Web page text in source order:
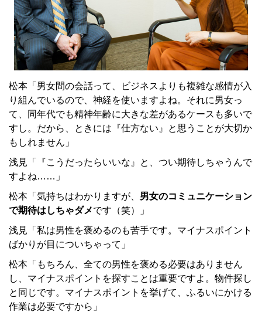
松本「男女間の会話って、ビジネスよりも複雑な感情が入
り組んでいるので、神経を使いますよね。それに男女っ
て、同年代でも精神年齢に大きな差があるケースも多いで
すし。だから、ときには『仕方ない』と思うことが大切か
もしれません」
浅見「『こうだったらいいな』と、つい期待しちゃうんで
すよね……」
松本「気持ちはわかりますが、 男女のコミュニケーション
で期待はしちゃダメです（笑）」
浅見「私は男性を褒めるのも苦手です。マイナスポイント
ばかりが目についちゃって」
松本「もちろん、全ての男性を褒める必要はありません
し、マイナスポイントを探すことは重要ですよ。物件探し
と同じです。マイナスポイントを挙げて、ふるいにかける
作業は必要ですから」